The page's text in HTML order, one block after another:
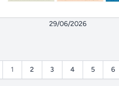
29/06/2026
1 2 3 4 5 6